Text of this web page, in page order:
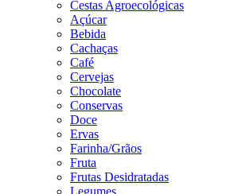
Cestas Agroecológicas
Açúcar
Bebida
Cachaças
Café
Cervejas
Chocolate
Conservas
Doce
Ervas
Farinha/Grãos
Fruta
Frutas Desidratadas
Legumes